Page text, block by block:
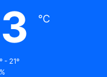
℃
- 21º